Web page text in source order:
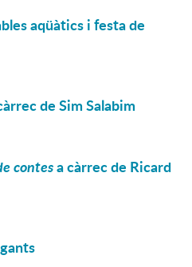
aqüàtics i festa de
de Sim Salabim
contesa càrrec de Ricard